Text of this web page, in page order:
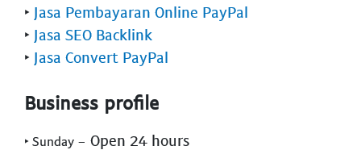
‣ Jasa Pembayaran Online PayPal
‣ Jasa SEO Backlink
‣ Jasa Convert PayPal
Business profile
‣ Sunday - Open 24 hours